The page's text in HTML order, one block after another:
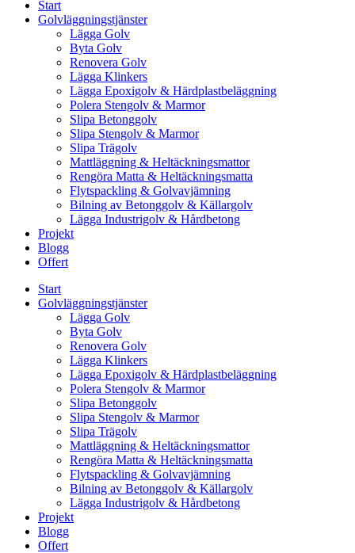
Start
Golvläggningstjänster
Lägga Golv
Byta Golv
Renovera Golv
Lägga Klinkers
Lägga Epoxigolv & Härdplastbeläggning
Polera Stengolv & Marmor
Slipa Betonggolv
Slipa Stengolv & Marmor
Slipa Trägolv
Mattläggning & Heltäckningsmattor
Rengöra Matta & Heltäckningsmatta
Flytspackling & Golvavjämning
Bilning av Betonggolv & Källargolv
Lägga Industrigolv & Hårdbetong
Projekt
Blogg
Offert
Start
Golvläggningstjänster
Lägga Golv
Byta Golv
Renovera Golv
Lägga Klinkers
Lägga Epoxigolv & Härdplastbeläggning
Polera Stengolv & Marmor
Slipa Betonggolv
Slipa Stengolv & Marmor
Slipa Trägolv
Mattläggning & Heltäckningsmattor
Rengöra Matta & Heltäckningsmatta
Flytspackling & Golvavjämning
Bilning av Betonggolv & Källargolv
Lägga Industrigolv & Hårdbetong
Projekt
Blogg
Offert